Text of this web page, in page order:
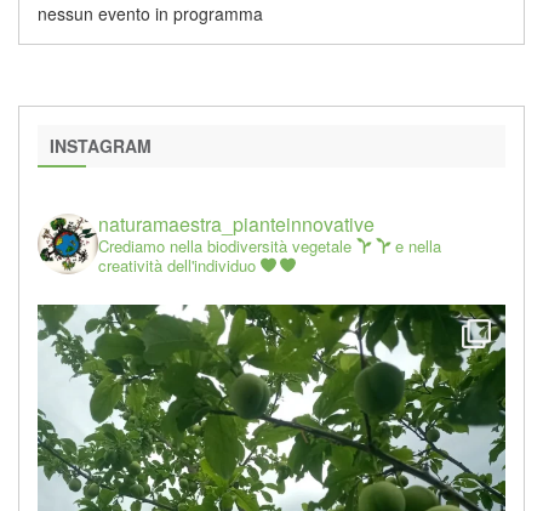
nessun evento in programma
INSTAGRAM
naturamaestra_pianteinnovative
Crediamo nella biodiversità vegetale
e nella
creatività dell'individuo